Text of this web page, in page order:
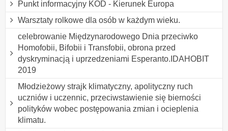
Punkt informacyjny KOD - Kierunek Europa
Warsztaty rolkowe dla osób w każdym wieku.
celebrowanie Międzynarodowego Dnia przeciwko
Homofobii, Bifobii i Transfobii, obrona przed
dyskryminacją i uprzedzeniami Esperanto.IDAHOBIT
2019
Młodzieżowy strajk klimatyczny, apolityczny ruch
uczniów i uczennic, przeciwstawienie się bierności
polityków wobec postępowania zmian i ocieplenia
klimatu.